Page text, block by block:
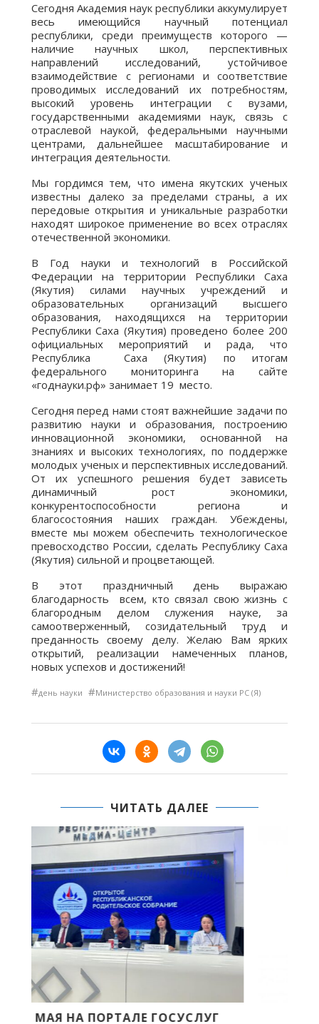
Сегодня Академия наук республики аккумулирует
весь имеющийся научный потенциал
республики, среди преимуществ которого —
наличие научных школ, перспективных
направлений исследований, устойчивое
взаимодействие с регионами и соответствие
проводимых исследований их потребностям,
высокий уровень интеграции с вузами,
государственными академиями наук, связь с
отраслевой наукой, федеральными научными
центрами, дальнейшее масштабирование и
интеграция деятельности.
Мы гордимся тем, что имена якутских ученых
известны далеко за пределами страны, а их
передовые открытия и уникальные разработки
находят широкое применение во всех отраслях
отечественной экономики.
В Год науки и технологий в Российской
Федерации на территории Республики Саха
(Якутия) силами научных учреждений и
образовательных организаций высшего
образования, находящихся на территории
Республики Саха (Якутия) проведено более 200
официальных мероприятий и рада, что
Республика Саха (Якутия) по итогам
федерального мониторинга на сайте
«годнауки.рф» занимает 19 место.
Сегодня перед нами стоят важнейшие задачи по
развитию науки и образования, построению
инновационной экономики, основанной на
знаниях и высоких технологиях, по поддержке
молодых ученых и перспективных исследований.
От их успешного решения будет зависеть
динамичный рост экономики,
конкурентоспособности региона и
благосостояния наших граждан. Убеждены,
вместе мы можем обеспечить технологическое
превосходство России, сделать Республику Саха
(Якутия) сильной и процветающей.
В этот праздничный день выражаю
благодарность всем, кто связал свою жизнь с
благородным делом служения науке, за
самоотверженный, созидательный труд и
преданность своему делу. Желаю Вам ярких
открытий, реализации намеченных планов,
новых успехов и достижений!
#день науки #Министерство образования и науки РС (Я)
ЧИТАТЬ ДАЛЕЕ
ДАВАЙТЕ ВМЕСТЕ СОХРАНЯТЬ